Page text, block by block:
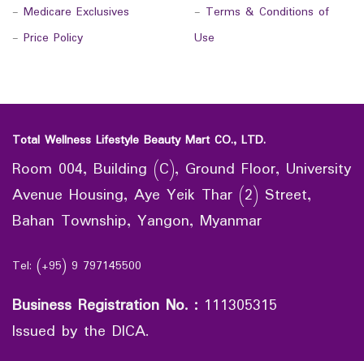
- Medicare Exclusives
- Price Policy
- Terms & Conditions of
Use
Total Wellness Lifestyle Beauty Mart CO., LTD.
Room 004, Building (C), Ground Floor, University
Avenue Housing, Aye Yeik Thar (2) Street,
Bahan Township, Yangon, Myanmar
Tel: (+95) 9 797145500
Business Registration No. : 111305315
Issued by the DICA.